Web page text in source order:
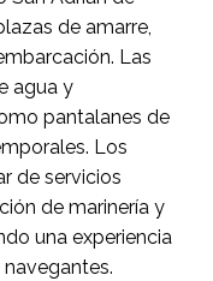
de amarre,
Las
agua y
pantalanes de
Los
de servicios
de marinería y
una experiencia